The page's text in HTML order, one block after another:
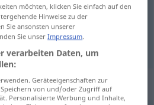
"Mensch"
möchten, klicken Sie einfach auf den
Hinweise zu der
Sie ansonsten unserer
Sie unserImpressum.
verarbeiten Daten, um
Geräteeigenschaften zur
von und/oder Zugriff auf
Personalisierte Werbung und Inhalte,